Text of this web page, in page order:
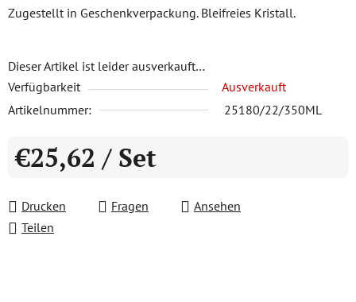
Zugestellt in Geschenkverpackung. Bleifreies Kristall.
Dieser Artikel ist leider ausverkauft…
Verfügbarkeit
Ausverkauft
Artikelnummer:
25180/22/350ML
€25,62 / Set
Drucken
Fragen
Ansehen
Teilen